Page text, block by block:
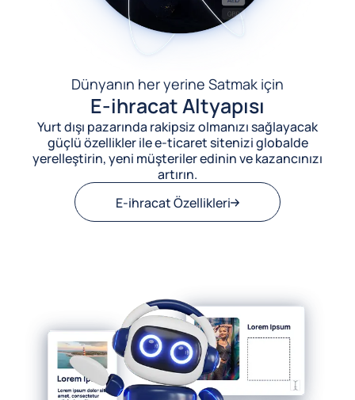
Dünyanın her yerine Satmak için
E-ihracat Altyapısı
Yurt dışı pazarında rakipsiz olmanızı sağlayacak
güçlü özellikler ile e-ticaret sitenizi globalde
yerelleştirin, yeni müşteriler edinin ve kazancınızı
artırın.
E-ihracat Özellikleri